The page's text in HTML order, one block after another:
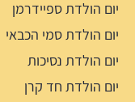
יום הולדת ספיידרמן
יום הולדת סמי הכבאי
יום הולדת נסיכות
יום הולדת חד קרן